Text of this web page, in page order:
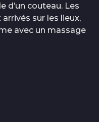
d’un couteau. Les
sur les lieux,
avec un massage